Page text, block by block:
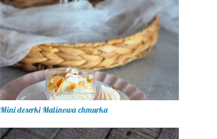
Mini deserki Malinowa chmurka